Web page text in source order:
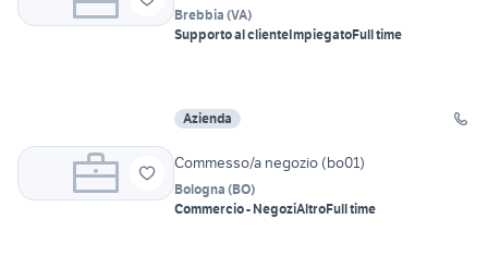
Brebbia (VA)
Supporto al clienteImpiegatoFull time
Azienda
Commesso/a negozio (bo01)
Bologna (BO)
Commercio - NegoziAltroFull time